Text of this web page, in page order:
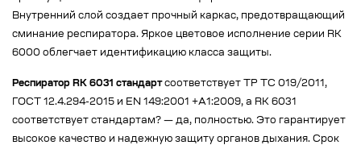
Внутренний слой создает прочный каркас, предотвращающий
сминание респиратора. Яркое цветовое исполнение серии RK
6000 облегчает идентификацию класса защиты.
Респиратор RK 6031 стандартсоответствует ТР ТС 019/2011,
ГОСТ 12.4.294-2015 и EN 149:2001 +A1:2009, а RK 6031
соответствует стандартам? — да, полностью. Это гарантирует
высокое качество и надежную защиту органов дыхания. Срок